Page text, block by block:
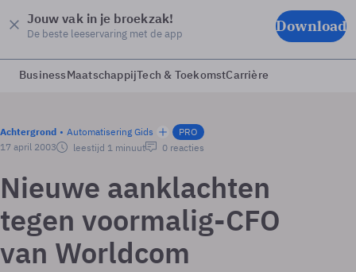
Jouw vak in je broekzak!
De beste leeservaring met de app Download
BusinessMaatschappijTech & ToekomstCarrière
Achtergrond Automatisering Gids
PRO
17 april 2003
leestijd 1 minuut 0 reacties
Nieuwe aanklachten
tegen voormalig-CFO
van Worldcom